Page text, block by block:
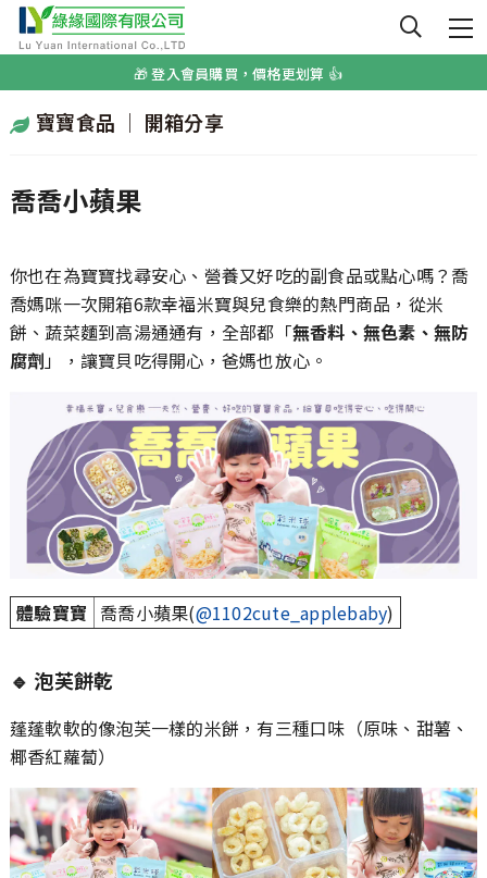
🌟 嬰幼兒無添加副食品首選 🌟
🎁 登入會員購買，價格更划算 👍
🏆 榮獲A.A純粹風味國際無添加認證 🏆️
🎁 登入會員購買，價格更划算 👍
寶寶食品 │ 開箱分享
喬喬小蘋果
你也在為寶寶找尋安心、營養又好吃的副食品或點心嗎？喬
喬媽咪一次開箱6款幸福米寶與兒食樂的熱門商品，從米
餅、蔬菜麵到高湯通通有，全部都「無香料、無色素、無防
腐劑 」，讓寶貝吃得開心，爸媽也放心。
體驗寶寶 喬喬小蘋果(@1102cute_applebaby)
🔹 泡芙餅乾
蓬蓬軟軟的像泡芙一樣的米餅，有三種口味（原味、甜薯、
椰香紅蘿蔔）